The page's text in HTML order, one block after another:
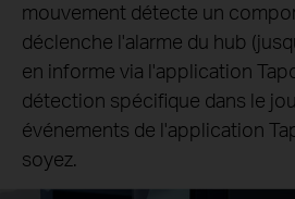
mouvement détecte un
déclenche l'alarme du hub
en informe via l'application
détection spécifique dans le
événements de l'application
soyez.